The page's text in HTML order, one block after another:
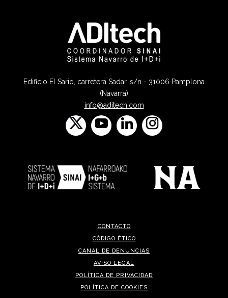
Edificio El Sario, carretera Sadar, s/n - 31006 Pamplona
(Navarra)
info@aditech.com
CONTACTO
CÓDIGO ÉTICO
CANAL DE DENUNCIAS
AVISO LEGAL
POLÍTICA DE PRIVACIDAD
POLÍTICA DE COOKIES